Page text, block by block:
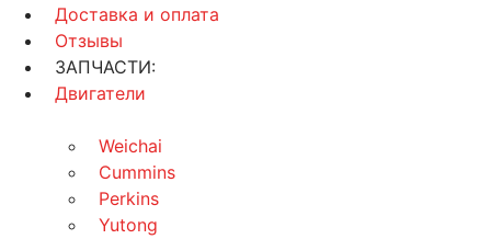
Доставка и оплата
Отзывы
ЗАПЧАСТИ:
Двигатели
Weichai
Cummins
Perkins
Yutong